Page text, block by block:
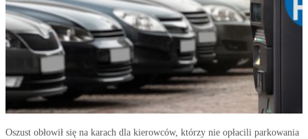
Oszust obłowił się na karach dla kierowców, którzy nie opłacili parkowania